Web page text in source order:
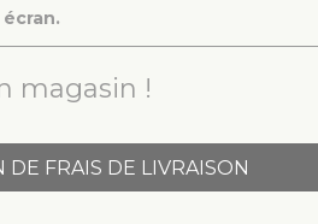
magasin !
DE FRAIS DE LIVRAISON